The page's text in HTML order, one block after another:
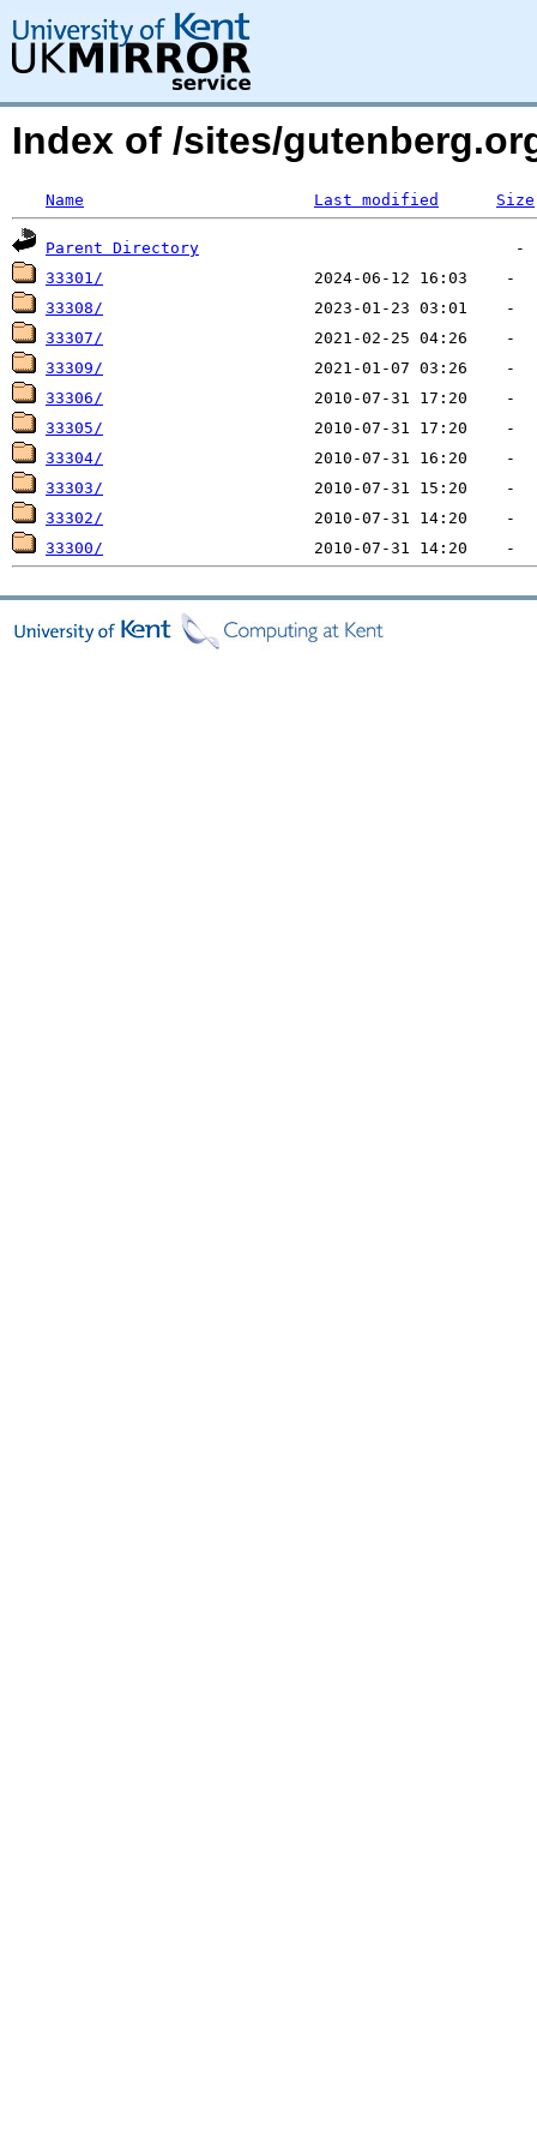
Index of /sites/
Name Last modified Size
Parent Directory
33301/
33308/
33307/
33309/
33306/
33305/
33304/
33303/
33302/
33300/